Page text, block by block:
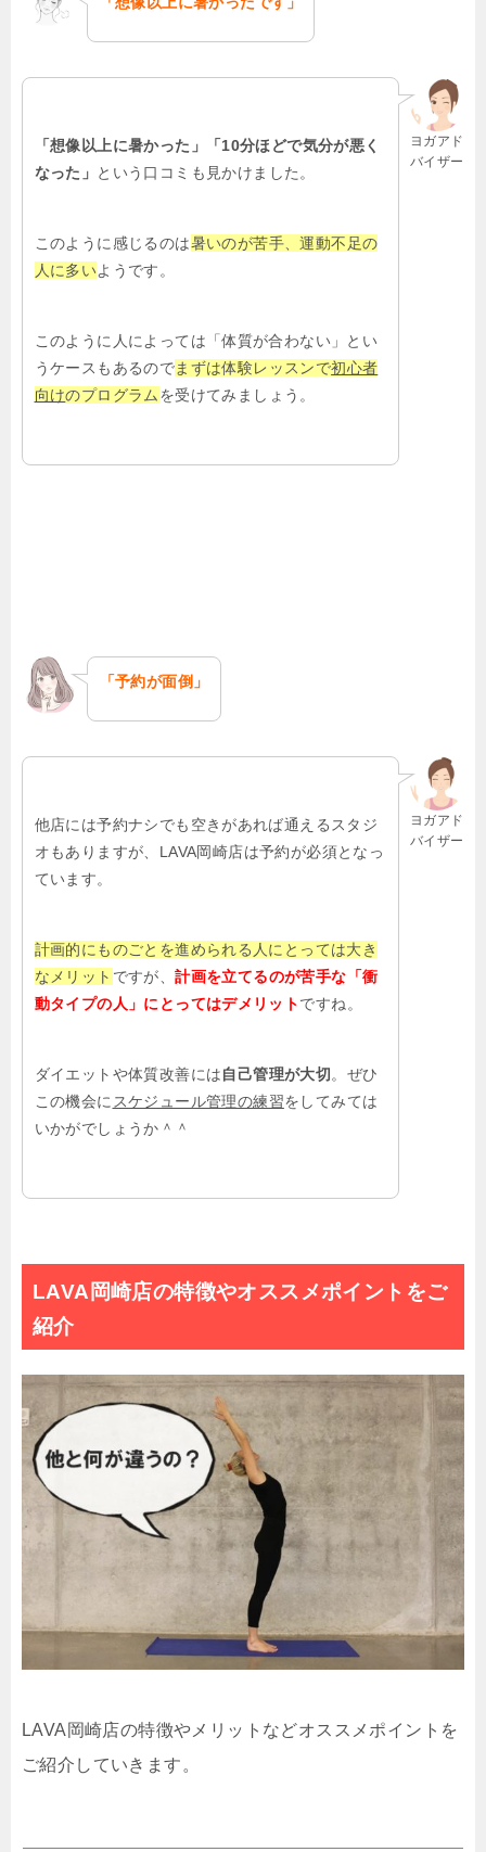
ヨガアド
バイザー
「想像以上に暑かった」「10分ほどで気分が悪く
なった」 という口コミも見かけました。
このように感じるのは暑いのが苦手、運動不足の
人に多いようです。
このように人によっては「体質が合わない」とい
うケースもあるのでまずは体験レッスンで初心者
向けのプログラムを受けてみましょう。
「予約が面倒」
ヨガアド
バイザー
他店には予約ナシでも空きがあれば通えるスタジ
オもありますが、 LAVA岡崎店は予約が必須となっ
ています。
計画的にものごとを進められる人にとっては大き
なメリット ですが、計画を立てるのが苦手な「衝
動タイプの人」にとってはデメリットですね。
ダイエットや体質改善には自己管理が大切。ぜひ
この機会にスケジュール管理の練習をしてみては
いかがでしょうか＾＾
LAVA岡崎店の特徴やオススメポイントをご
紹介
LAVA岡崎店の特徴やメリットなどオススメポイントを
ご紹介していきます。